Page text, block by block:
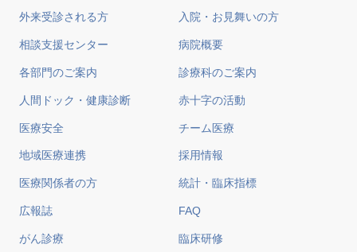
外来受診される方 入院・お見舞いの方
相談支援センター 病院概要
各部門のご案内 診療科のご案内
人間ドック・健康診断 赤十字の活動
医療安全 チーム医療
地域医療連携 採用情報
医療関係者の方 統計・臨床指標
広報誌 FAQ
がん診療 臨床研修